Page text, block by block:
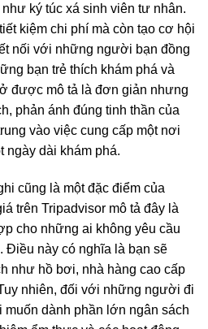
ký túc xá sinh viên tư nhân.
kiệm chi phí mà còn tạo cơ hội
nối với những người bạn đồng
bạn trẻ thích khám phá và
được mô tả là đơn giản nhưng
phản ánh đúng tinh thần của
vào việc cung cấp một nơi
ngày dài khám phá.
cũng là một đặc điểm của
trên Tripadvisor mô tả đây là
cho những ai không yêu cầu
Điều này có nghĩa là bạn sẽ
như hồ bơi, nhà hàng cao cấp
nhiên, đối với những người đi
dành phần lớn ngân sách